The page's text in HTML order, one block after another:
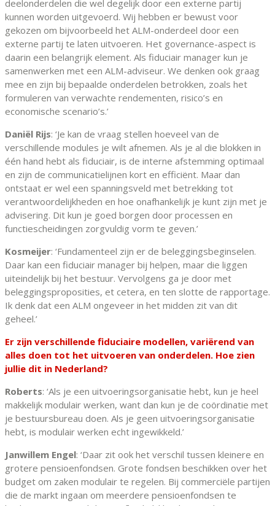
deelonderdelen die wel degelijk door een externe partij
kunnen worden uitgevoerd. Wij hebben er bewust voor
gekozen om bijvoorbeeld het ALM-onderdeel door een
externe partij te laten uitvoeren. Het governance-aspect is
daarin een belangrijk element. Als fiduciair manager kun je
samenwerken met een ALM-adviseur. We denken ook graag
mee en zijn bij bepaalde onderdelen betrokken, zoals het
formuleren van verwachte rendementen, risico’s en
economische scenario’s.’
Daniël Rijs: ‘Je kan de vraag stellen hoeveel van de
verschillende modules je wilt afnemen. Als je al die blokken in
één hand hebt als fiduciair, is de interne afstemming optimaal
en zijn de communicatielijnen kort en efficiënt. Maar dan
ontstaat er wel een spanningsveld met betrekking tot
verantwoordelijkheden en hoe onafhankelijk je kunt zijn met je
advisering. Dit kun je goed borgen door processen en
functiescheidingen zorgvuldig vorm te geven.’
Kosmeijer: ‘Fundamenteel zijn er de beleggingsbeginselen.
Daar kan een fiduciair manager bij helpen, maar die liggen
uiteindelijk bij het bestuur. Vervolgens ga je door met
beleggingsproposities, et cetera, en ten slotte de rapportage.
Ik denk dat een ALM ongeveer in het midden zit van dit
geheel.’
Er zijn verschillende fiduciaire modellen, variërend van
alles doen tot het uitvoeren van onderdelen. Hoe zien
jullie dit in Nederland?
Roberts: ‘Als je een uitvoeringsorganisatie hebt, kun je heel
makkelijk modulair werken, want dan kun je de coördinatie met
je bestuursbureau doen. Als je geen uitvoeringsorganisatie
hebt, is modulair werken echt ingewikkeld.’
Janwillem Engel: ‘Daar zit ook het verschil tussen kleinere en
grotere pensioenfondsen. Grote fondsen beschikken over het
budget om zaken modulair te regelen. Bij commerciële partijen
die de markt ingaan om meerdere pensioenfondsen te